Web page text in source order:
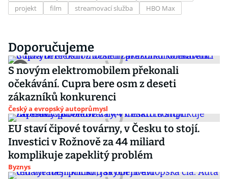
projekt
film streamovací služba HBO Max
Doporučujeme
S novým elektromobilem překonali
očekávání. Cupra bere osm z deseti
zákazníků konkurenci
Český a evropský autoprůmysl
EU staví čipové továrny, v Česku to stojí.
Investici v Rožnově za 44 miliard
komplikuje zapeklitý problém
Byznys